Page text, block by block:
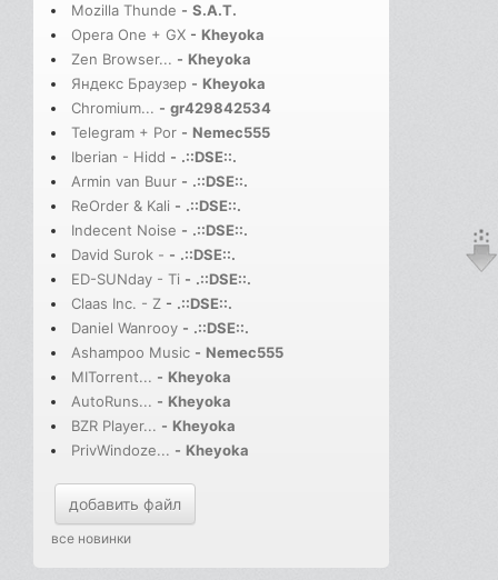
Mozilla Thunde - S.A.T.
Opera One + GX - Kheyoka
Zen Browser... - Kheyoka
Яндекс Браузер - Kheyoka
Chromium... - gr429842534
Telegram + Por - Nemec555
Iberian - Hidd - .::DSE::.
Armin van Buur - .::DSE::.
ReOrder & Kali - .::DSE::.
Indecent Noise - .::DSE::.
David Surok - - .::DSE::.
ED-SUNday - Ti - .::DSE::.
Claas Inc. - Z - .::DSE::.
Daniel Wanrooy - .::DSE::.
Ashampoo Music - Nemec555
MITorrent... - Kheyoka
AutoRuns... - Kheyoka
BZR Player... - Kheyoka
PrivWindoze... - Kheyoka
добавить файл
все новинки